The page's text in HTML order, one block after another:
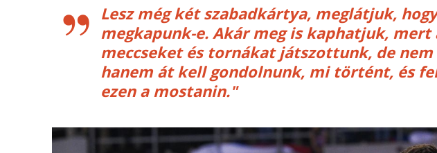
Lesz még két szabadkártya, meglátjuk,
megkapunk-e. Akár meg is kaphatjuk,
meccseket és tornákat játszottunk, de
hanem át kell gondolnunk, mi történt, és
ezen a mostanin."